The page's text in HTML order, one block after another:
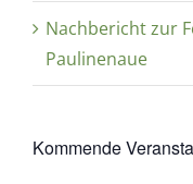
Nachbericht zur
Paulinenaue
Kommende